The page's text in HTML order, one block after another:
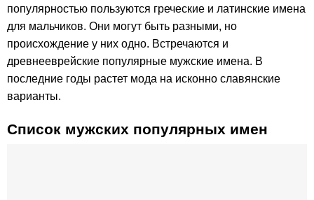
популярностью пользуются греческие и латинские имена
для мальчиков. Они могут быть разными, но
происхождение у них одно. Встречаются и
древнееврейские популярные мужские имена. В
последние годы растет мода на исконно славянские
варианты.
Список мужских популярных имен